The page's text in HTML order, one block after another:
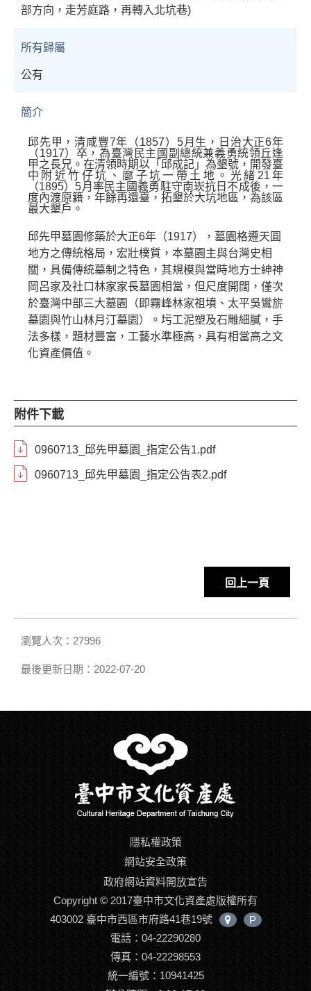
部方向，走芳庭路，再轉入北坑巷)
所有歸屬
公有
簡介
邱先甲，清咸豐7年（1857）5月生，日治大正6年
（1917）卒，為臺灣民主國副總統兼義勇統領丘逢
甲之長兄。在清領時期以「邱成記」為墾號，開發臺
中附近竹仔坑、廍子坑一帶土地。 光緒 21 年
（1895）5月率民主國義勇駐守南崁抗日不成後，一
度內渡原籍，年餘再還臺，拓墾於大坑地區，為該區
最大墾戶。
邱先甲墓園修築於大正6年（1917），墓園格遵天圓
地方之傳統格局，宏壯樸質，本墓園主與台灣史相
關，具備傳統墓制之特色，其規模與當時地方士紳神
岡呂家及社口林家家長墓園相當，但尺度開闊，僅次
於臺灣中部三大墓園（即霧峰林家祖墳、太平吳鸞旂
墓園與竹山林月汀墓園）。圬工泥塑及石雕細膩，手
法多樣，題材豐富，工藝水準極高，具有相當高之文
化資產價值。
附件下載
0960713_邱先甲墓園_指定公告1.pdf
0960713_邱先甲墓園_指定公告表2.pdf
回上一頁
瀏覽人次：27996
最後更新日期：2022-07-20
隱私權政策
網站安全政策
政府網站資料開放宣告
Copyright © 2017臺中市文化資產處版權所有
403002 臺中市西區市府路41巷19號
中
P
電話：04-22290280
傳真：04-22298553
統一編號：10941425